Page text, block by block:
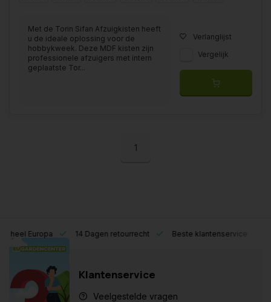
Met de Torin Sifan Afzuigkisten heeft
u de ideale oplossing voor de
hobbykweek. Deze MDF kisten zijn
professionele afzuigers met intern
geplaatste Tor...
Verlanglijst
Vergelijk
1
Europa 14 Dagen retourrecht Beste klantenservice
Klantenservice
Veelgestelde vragen